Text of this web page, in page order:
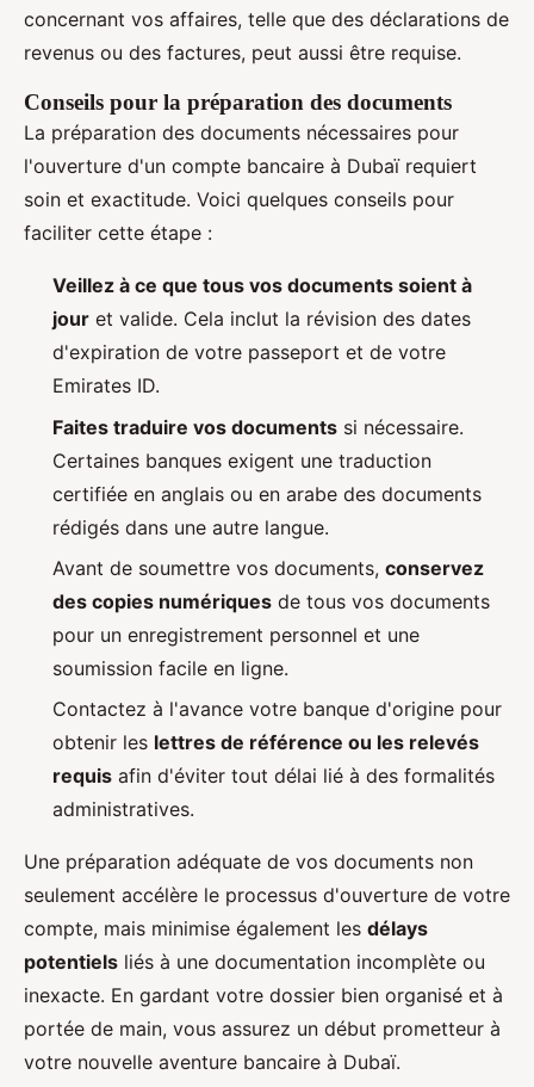
concernant vos affaires, telle que des déclarations de
revenus ou des factures, peut aussi être requise.
Conseils pour la préparation des documents
La préparation des documents nécessaires pour
l'ouverture d'un compte bancaire à Dubaï requiert
soin et exactitude. Voici quelques conseils pour
faciliter cette étape :
Veillez à ce que tous vos documents soient à
jour et valide. Cela inclut la révision des dates
d'expiration de votre passeport et de votre
Emirates ID.
Faites traduire vos documents si nécessaire.
Certaines banques exigent une traduction
certifiée en anglais ou en arabe des documents
rédigés dans une autre langue.
Avant de soumettre vos documents, conservez
des copies numériques de tous vos documents
pour un enregistrement personnel et une
soumission facile en ligne.
Contactez à l'avance votre banque d'origine pour
obtenir les lettres de référence ou les relevés
requis afin d'éviter tout délai lié à des formalités
administratives.
Une préparation adéquate de vos documents non
seulement accélère le processus d'ouverture de votre
compte, mais minimise également les délays
potentiels liés à une documentation incomplète ou
inexacte. En gardant votre dossier bien organisé et à
portée de main, vous assurez un début prometteur à
votre nouvelle aventure bancaire à Dubaï.